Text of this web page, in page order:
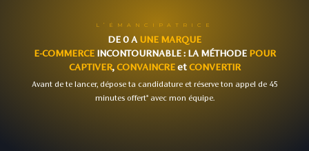
L’ÉMANCIPATRICE
DE 0 A UNE MARQUE
E-COMMERCE INCONTOURNABLE : LA MÉTHODE POUR
CAPTIVER, CONVAINCREet CONVERTIR
Avant de te lancer, dépose ta candidature et réserve ton appel de 45
minutes offert* avec mon équipe.